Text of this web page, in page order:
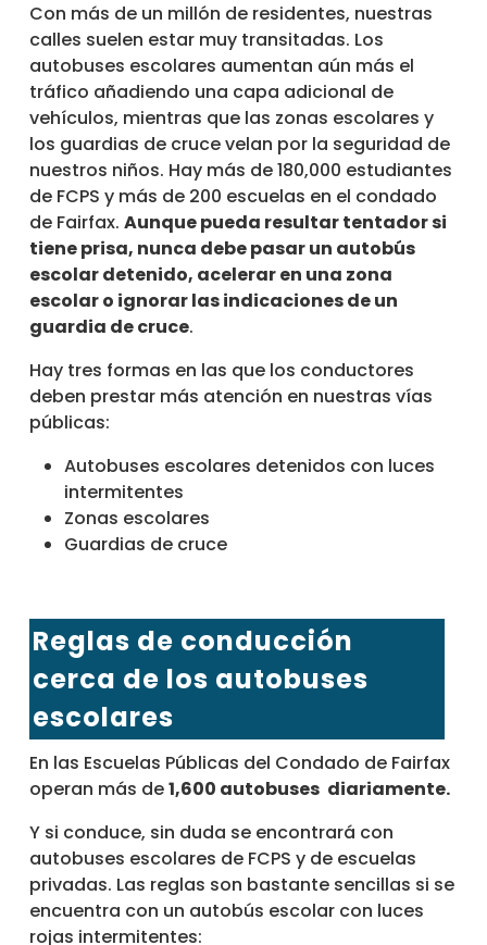
Con más de un millón de residentes, nuestras
calles suelen estar muy transitadas. Los
autobuses escolares aumentan aún más el
tráfico añadiendo una capa adicional de
vehículos, mientras que las zonas escolares y
los guardias de cruce velan por la seguridad de
nuestros niños. Hay más de 180,000 estudiantes
de FCPS y más de 200 escuelas en el condado
de Fairfax. Aunque pueda resultar tentador si
tiene prisa, nunca debe pasar un autobús
escolar detenido, acelerar en una zona
escolar o ignorar las indicaciones de un
guardia de cruce.
Hay tres formas en las que los conductores
deben prestar más atención en nuestras vías
públicas:
Autobuses escolares detenidos con luces
intermitentes
Zonas escolares
Guardias de cruce
Reglas de conducción
cerca de los autobuses
escolares
En las Escuelas Públicas del Condado de Fairfax
operan más de1,600 autobuses diariamente.
Y si conduce, sin duda se encontrará con
autobuses escolares de FCPS y de escuelas
privadas. Las reglas son bastante sencillas si se
encuentra con un autobús escolar con luces
rojas intermitentes: